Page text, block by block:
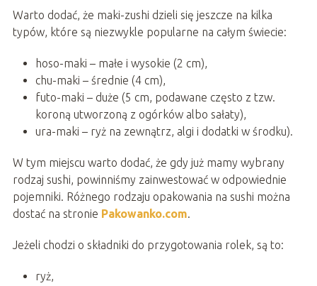
Warto dodać, że maki-zushi dzieli się jeszcze na kilka
typów, które są niezwykle popularne na całym świecie:
hoso-maki – małe i wysokie (2 cm),
chu-maki – średnie (4 cm),
futo-maki – duże (5 cm, podawane często z tzw.
koroną utworzoną z ogórków albo sałaty),
ura-maki – ryż na zewnątrz, algi i dodatki w środku).
W tym miejscu warto dodać, że gdy już mamy wybrany
rodzaj sushi, powinniśmy zainwestować w odpowiednie
pojemniki. Różnego rodzaju opakowania na sushi można
dostać na stronie Pakowanko.com.
Jeżeli chodzi o składniki do przygotowania rolek, są to:
ryż,